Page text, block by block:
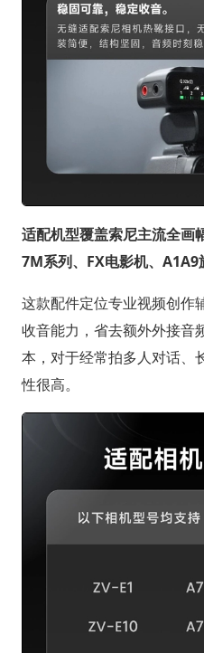
适配机型覆盖索尼主流全画
7M系列、FX电影机、A1A9
这款配件定位专业视频创作
收音能力，省去额外外接音
本，对于经常拍多人对话、
性很高。